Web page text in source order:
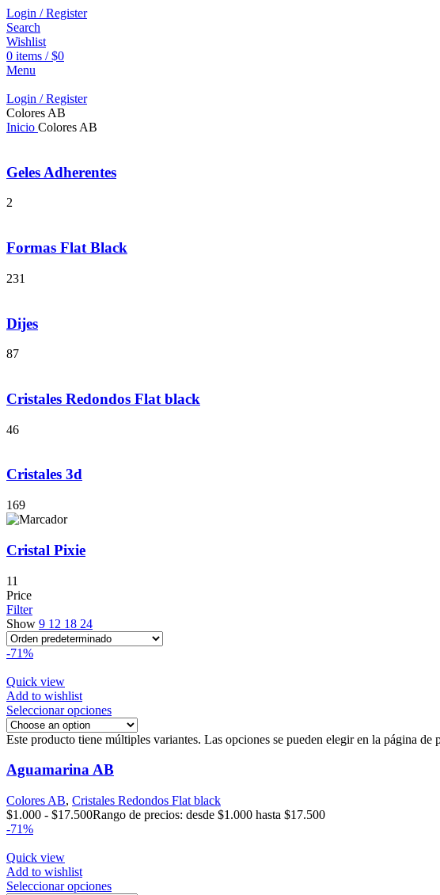
Login / Register
Search
Wishlist
0 items / $0
Menu
Login / Register
Colores AB
Inicio Colores AB
Geles Adherentes
2
Formas Flat Black
231
Dijes
87
Cristales Redondos Flat black
46
Cristales 3d
169
Cristal Pixie
11
Price
Filter
Show 9 12 18 24
-71%
Quick view
Add to wishlist
Seleccionar opciones
Este producto tiene múltiples variantes. Las opciones se pueden elegir en la página de
Aguamarina AB
Colores AB, Cristales Redondos Flat black
$1.000 - $17.500Rango de precios: desde $1.000 hasta $17.500
-71%
Quick view
Add to wishlist
Seleccionar opciones